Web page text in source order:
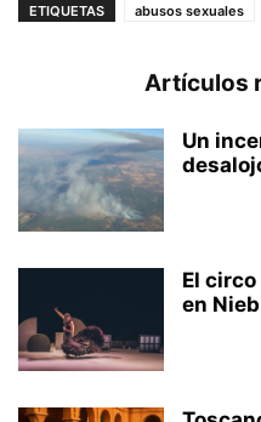
ETIQUETAS abusos sexuales
Artículos
Un
El
en